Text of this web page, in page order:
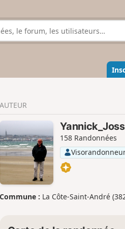
AUTEUR
158 Randonnées
Commune : La Côte-Saint-André